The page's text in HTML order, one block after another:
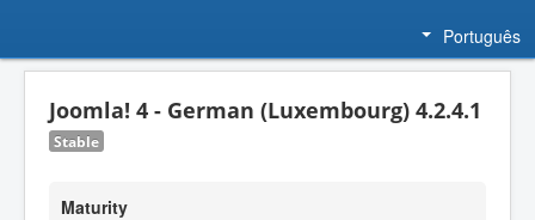
Português
Joomla! 4 - German (Luxembourg) 4.2.4.1
Stable
Maturity